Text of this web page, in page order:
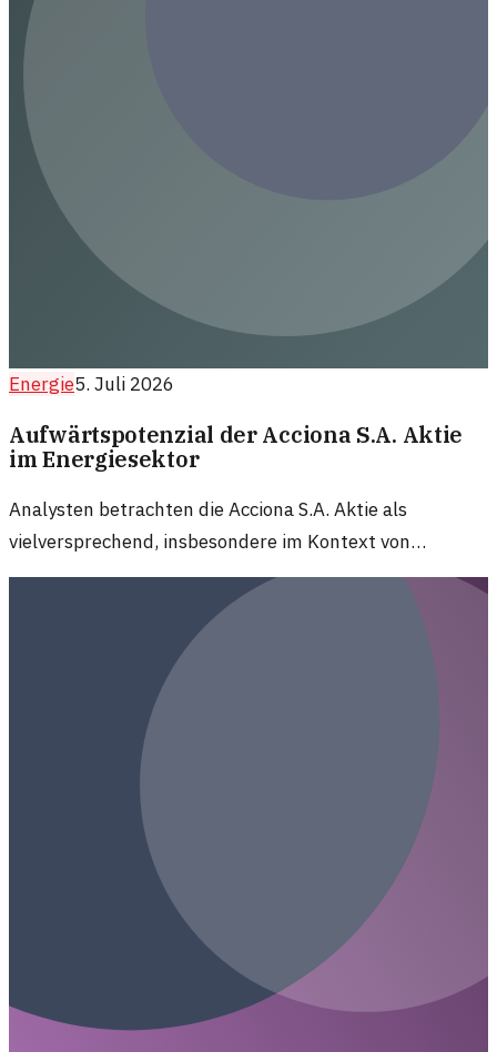
Energie5. Juli 2026
Aufwärtspotenzial der Acciona S.A. Aktie
im Energiesektor
Analysten betrachten die Acciona S.A. Aktie als
vielversprechend, insbesondere im Kontext von
Infrastruktur- und Energieprojekten. Das Unternehmen
könnte von zukünftigen Trends in nachhaltigen
Lösungen profitieren.